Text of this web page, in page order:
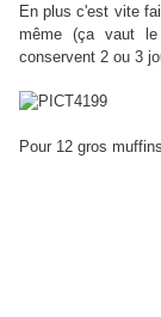
En plus c'est vite
même (ça vaut
conservent 2 ou 3
Pour 12 gros
115 g
250 ml
180 g de
70 g de
4 g de
4 g de
1